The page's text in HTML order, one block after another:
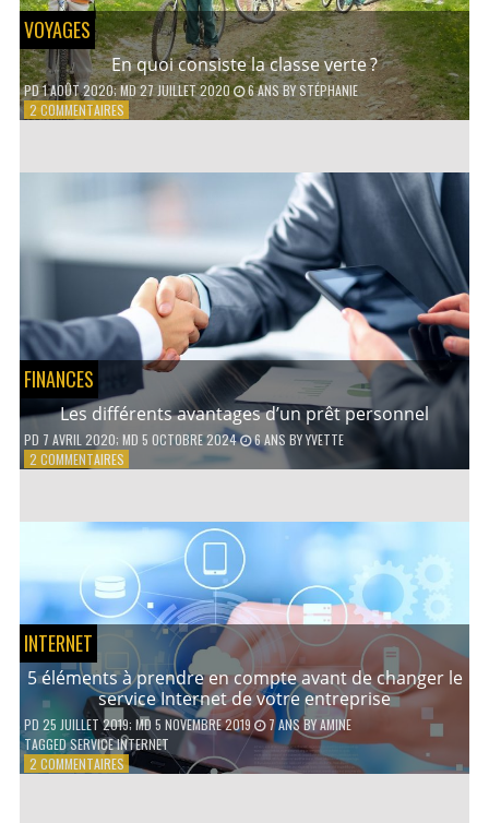
VOYAGES
En quoi consiste la classe verte ?
PD1 AOÛT 2020; MD 27 JUILLET 2020 6 ANSBYSTÉPHANIE
2 COMMENTAIRESSUR
FINANCES
Les différents avantages d’un prêt personnel
PD 7 AVRIL 2020; MD 5 OCTOBRE 2024 6 ANS BYYVETTE
2 COMMENTAIRESSUR
D’UN
PERSONNEL
INTERNET
5 éléments à prendre en compte avant de changer le
service Internet de votre entreprise
PD 25 JUILLET 2019; MD 5 NOVEMBRE 2019 7 ANSBYAMINE
TAGGEDSERVICE INTERNET
2 COMMENTAIRESSUR